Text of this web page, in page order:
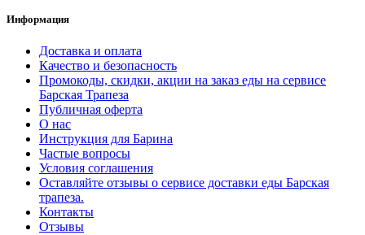
Информация
Доставка и оплата
Качество и безопасность
Промокоды, скидки, акции на заказ еды на сервисе
Барская Трапеза
Публичная оферта
О нас
Инструкция для Барина
Частые вопросы
Условия соглашения
Оставляйте отзывы о сервисе доставки еды Барская
трапеза.
Контакты
Отзывы